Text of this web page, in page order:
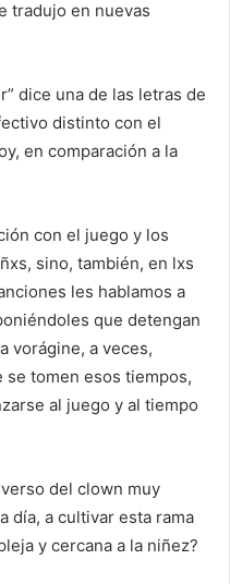
tradujo en nuevas
dice una de las letras de
distinto con el
en comparación a la
con el juego y los
sino, también, en lxs
les hablamos a
que detengan
vorágine, a veces,
se tomen esos tiempos,
al juego y al tiempo
del clown muy
día, a cultivar esta rama
y cercana a la niñez?